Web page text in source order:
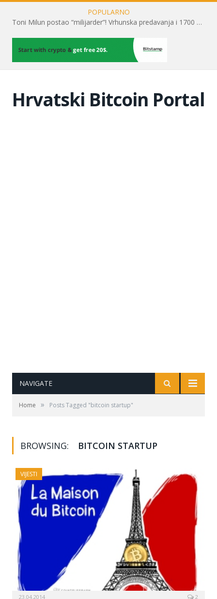
POPULARNO
Toni Milun postao “milijarder”! Vrhunska predavanja i 1700 posjetitelja obilježili su mjesec financijske pismenosti
Hrvatski Bitcoin Portal
NAVIGATE
Home » Posts Tagged "bitcoin startup"
BROWSING: BITCOIN STARTUP
VIJESTI
23.04.2014 2